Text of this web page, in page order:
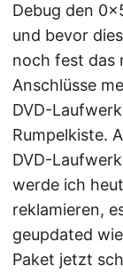
Debug den
und bevor
noch fest das
Anschlüsse
DVD-
Rumpelkiste.
DVD-
werde ich
reklamieren,
geupdated
Paket jetzt